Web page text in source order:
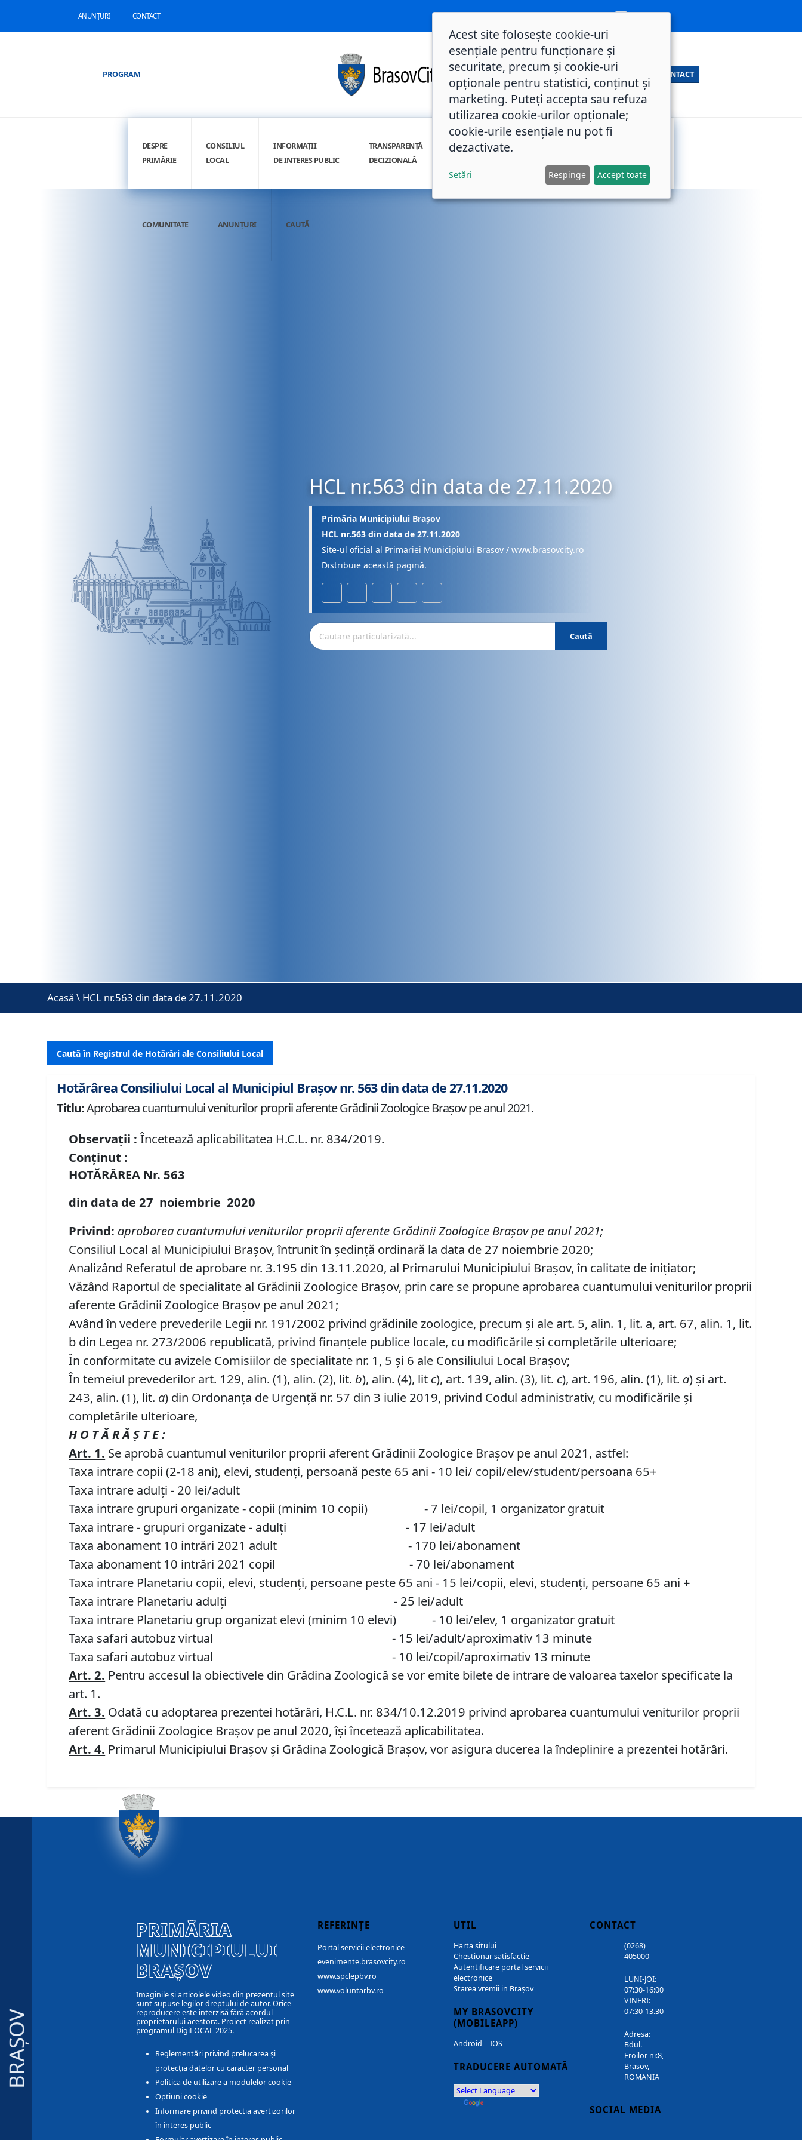
ANUNȚURI CONTACT
PROGRAM CONTACT
DESPRE
PRIMĂRIE
CONSILIUL
LOCAL
INFORMAȚII
DE INTERES PUBLIC
TRANSPARENȚĂ
DECIZIONALĂ
INTEGRITATE
COMUNITATE ANUNȚURI CAUTĂ
HCL nr.563 din data de 27.11.2020
Primăria Municipiului Brașov
HCL nr.563 din data de 27.11.2020
Site-ul oficial al Primariei Municipiului Brasov / www.brasovcity.ro
Distribuie această pagină.
Caută
Acasă \ HCL nr.563 din data de 27.11.2020
Caută în Registrul de Hotărâri ale Consiliului Local
Hotărârea Consiliului Local al Municipiul Brașov nr. 563 din data de 27.11.2020
Titlu:Aprobarea cuantumului veniturilor proprii aferente Grădinii Zoologice Braşov pe anul 2021.
Observații : Încetează aplicabilitatea H.C.L. nr. 834/2019.
Conținut :
HOTĂRÂREA Nr. 563
din data de27 noiembrie2020
Privind: aprobarea cuantumului veniturilor proprii aferente Grădinii Zoologice Braşov pe anul 2021;
Consiliul Local al Municipiului Brașov, întrunit în ședință ordinară la data de 27 noiembrie 2020;
Analizând Referatul de aprobare nr. 3.195 din 13.11.2020, al Primarului Municipiului Brașov, în calitate de inițiator;
Văzând Raportul de specialitate al Grădinii Zoologice Braşov, prin care se propune aprobarea cuantumului veniturilor proprii
aferente Grădinii Zoologice Braşov pe anul 2021;
Având în vedere prevederile Legii nr. 191/2002 privind grădinile zoologice, precum şi ale art. 5, alin. 1, lit. a, art. 67, alin. 1, lit.
b din Legea nr. 273/2006 republicată, privind finanţele publice locale, cu modificările şi completările ulterioare;
În conformitate cu avizele Comisiilor de specialitate nr. 1, 5 și 6 ale Consiliului Local Brașov;
În temeiul prevederilor art. 129, alin. (1), alin. (2), lit.b), alin. (4), lit c), art. 139, alin. (3), lit. c), art. 196, alin. (1), lit. a) și art.
243, alin. (1), lit. a) din Ordonanța de Urgență nr. 57 din 3 iulie 2019, privind Codul administrativ, cu modificările și
completările ulterioare,
H O T Ă R Ă Ş T E :
Art. 1. Se aprobă cuantumul veniturilor proprii aferent Grădinii Zoologice Braşov pe anul 2021, astfel:
Taxa intrare copii (2-18 ani), elevi, studenţi, persoană peste 65 ani - 10 lei/ copil/elev/student/persoana 65+
Taxa intrare adulţi - 20 lei/adult
Taxa intrare grupuri organizate - copii (minim 10 copii) - 7 lei/copil, 1 organizator gratuit
Taxa intrare - grupuri organizate - adulţi - 17 lei/adult
Taxa abonament 10 intrări 2021 adult - 170 lei/abonament
Taxa abonament 10 intrări 2021 copil - 70 lei/abonament
Taxa intrare Planetariu copii, elevi, studenți, persoane peste 65 ani - 15 lei/copii, elevi, studenți, persoane 65 ani +
Taxa intrare Planetariu adulți - 25 lei/adult
Taxa intrare Planetariu grup organizat elevi (minim 10 elevi) - 10 lei/elev, 1 organizator gratuit
Taxa safari autobuz virtual - 15 lei/adult/aproximativ 13 minute
Taxa safari autobuz virtual - 10 lei/copil/aproximativ 13 minute
Art. 2. Pentru accesul la obiectivele din Grădina Zoologică se vor emite bilete de intrare de valoarea taxelor specificate la
art. 1.
Art. 3. Odată cu adoptarea prezentei hotărâri, H.C.L. nr. 834/10.12.2019 privind aprobarea cuantumului veniturilor proprii
aferent Grădinii Zoologice Braşov pe anul 2020, îşi încetează aplicabilitatea.
Art. 4. Primarul Municipiului Braşov şi Grădina Zoologică Braşov, vor asigura ducerea la îndeplinire a prezentei hotărâri.
BRAȘOV
PRIMĂRIA
MUNICIPIULUI
BRAȘOV
Imaginile și articolele video din prezentul site
sunt supuse legilor dreptului de autor. Orice
reproducere este interzisă fără acordul
proprietarului acestora. Proiect realizat prin
programul DigiLOCAL 2025.
Reglementări privind prelucarea și
protecția datelor cu caracter personal
Politica de utilizare a modulelor cookie
Optiuni cookie
Informare privind protectia avertizorilor
în interes public
REFERINȚE
Portal servicii electronice
evenimente.brasovcity.ro
www.spclepbv.ro
www.voluntarbv.ro
UTIL
Harta sitului
Chestionar satisfacție
Autentificare portal servicii
electronice
Starea vremii in Brașov
MY BRASOVCITY
(MOBILEAPP)
Android | IOS
TRADUCERE AUTOMATĂ
CONTACT
(0268)
405000
LUNI-JOI:
07:30-16:00
VINERI:
07:30-13.30
Adresa:
Bdul.
Eroilor nr.8,
Brasov,
ROMANIA
SOCIAL MEDIA
Acest site folosește cookie-uri
esențiale pentru funcționare și
securitate, precum și cookie-uri
opționale pentru statistici, conținut și
marketing. Puteți accepta sau refuza
utilizarea cookie-urilor opționale;
cookie-urile esențiale nu pot fi
dezactivate.
Setări Respinge Accept toate